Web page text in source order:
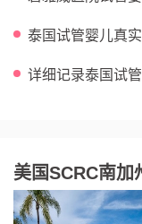
泰国试管婴儿真
详细记录泰国试
美国SCRC南加